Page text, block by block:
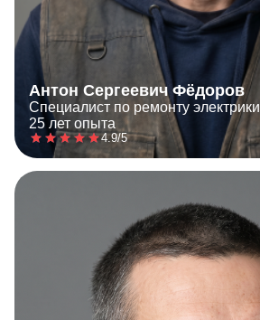
Антон Сергеевич Фёдоров
Специалист по ремонту электрики
25 лет опыта
4.9/5